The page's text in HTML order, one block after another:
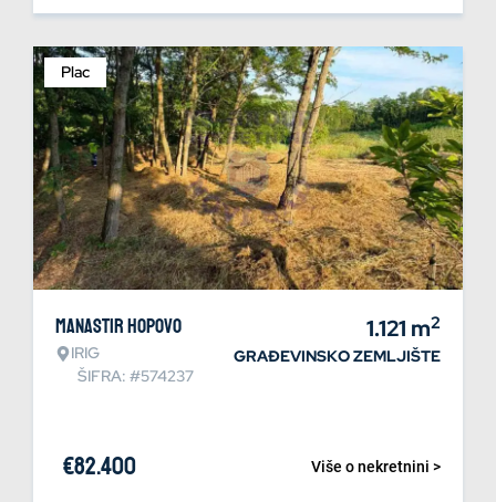
Plac
Manastir Hopovo
IRIG
ŠIFRA: #574237
1.121 m2
GRAĐEVINSKO ZEMLJIŠTE
Više o nekretnini >
€82.400